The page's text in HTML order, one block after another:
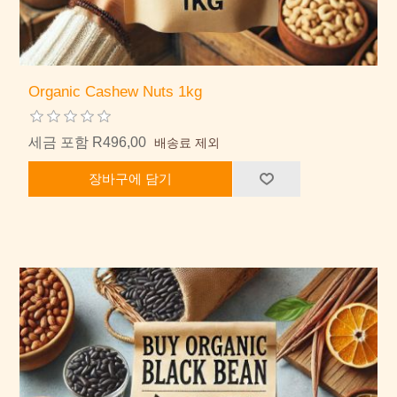
Organic Cashew Nuts 1kg
세금 포함 R496,00 배송료 제외
장바구에 담기